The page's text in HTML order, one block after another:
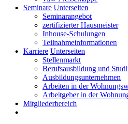
Seminare Unterseiten
Seminarangebot
zertifizierter Hausmeister
Inhouse-Schulungen
Teilnahmeinformationen
Karriere Unterseiten
Stellenmarkt
Berufsausbildung und
Ausbildungsunternehmen
Arbeiten in der
Arbeitgeber in der
Mitgliederbereich